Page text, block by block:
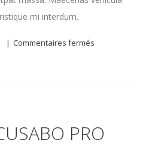
mi interdum.
Commentaires fermés
PRO